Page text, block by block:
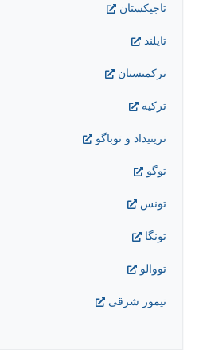
تاجیکستان
تايلند
ترکمنستان
ترکیه
ترينيداد و توباگو
توگو
تونس
تونگا
تووالو
تیمور شرقی